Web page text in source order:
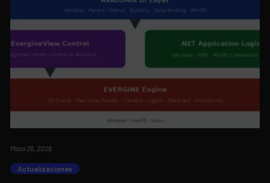
Mayo 26, 2026
Actualizaciones